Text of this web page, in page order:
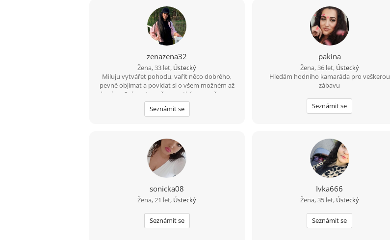
zenazena32
Žena, 33 let, Ústecký
Miluju vytvářet pohodu, vařit něco dobrého,
pevně objímat a povídat si o všem možném až
do rána. Sním o tom, že se setkám s mužem, se
kterým bude klidně, upřímně a doopravdy.
Prosím, napiš mi sám, protože já nemohu
Seznámit se
pakina
Žena, 36 let, Ústecký
Hledám hodniho kamaráda pro veškerou
zábavu
Seznámit se
sonicka08
Žena, 21 let, Ústecký
Seznámit se
Ivka666
Žena, 35 let, Ústecký
Seznámit se